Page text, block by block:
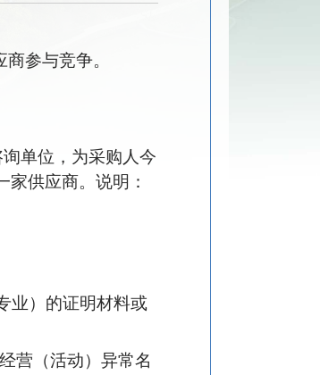
参与竞争。
单位，为采购人今
供应商。说明：
业）的证明材料或
营（活动）异常名